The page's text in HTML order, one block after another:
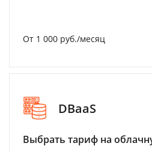
От 1 000 руб./месяц
DBaaS
Выбрать тариф на